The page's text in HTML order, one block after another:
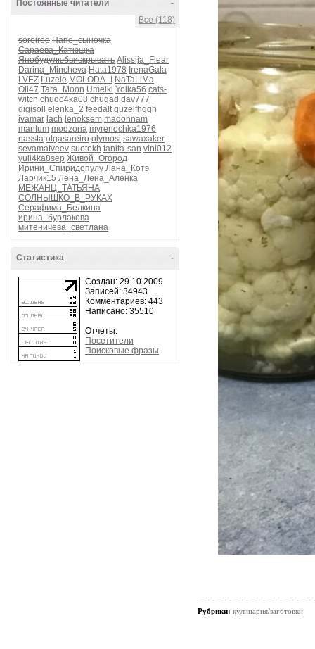
-
Постоянные читатели
Все (118)
soreiroo Папе_сыночка
Сараева_Катющка
Янебудулюбвискрывать Alissija_Flear
Darina_Mincheva Hata1978 IrenaGala
LVEZ Luzele MOLODA_I
NaTaLiMa
Oli47 Tara_Moon Umelki Yolka56 cats-
witch chudo4ka08 chugad dav777
digisoll
elenka_2 feedalt guzelfhggh
ivamar lach lenoksem madonnam
mantum modzona myrenochka1976
nassta olgasareiro olymosi sawaxaker
sevamatveev suetekh tanita-san vini012
yuli4ka8sep Живой_Огород
Ирини_Спиридопулу Лана_Котэ
Ларчик15 Лена_Лена_Аленка
МЕЖАНЦ_ТАТЬЯНА
СОЛНЫШКО_В_РУКАХ
Серафима_Белкина
ирина_бурлакова
митеничева_светлана
-
Статистика
Создан: 29.10.2009
Записей: 34943
Комментариев: 443
Написано: 35510
Отчеты:
Посетители
Поисковые фразы
Рубрики: кулинария/заготовки